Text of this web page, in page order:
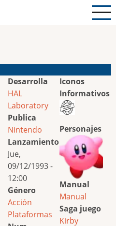
Desarrolla
HAL
Laboratory
Publica
Nintendo
Lanzamiento
Jue,
09/12/1993 -
12:00
Género
Acción
Plataformas
Iconos
Informativos
Personajes
Manual
Manual
Saga juego
Kirby